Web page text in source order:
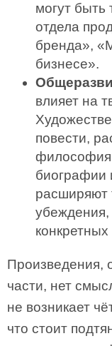
могут быть
отдела
бренда»,
бизнесе».
влияет на
повести,
биографии
расширяют
убеждения,
Произведения,
части, нет
не возникает
что стоит